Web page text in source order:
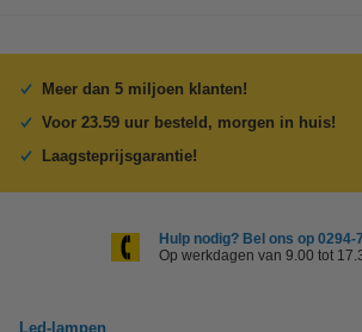
Meer dan 5 miljoen klanten!
Voor 23.59 uur besteld, morgen in huis!
Laagsteprijsgarantie!
Hulp nodig? Bel ons op 0294-
Op werkdagen van 9.00 tot
Led-lampen